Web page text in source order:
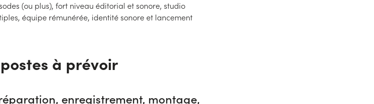
(ou plus), fort niveau éditorial et sonore, studio
équipe rémunérée, identité sonore et lancement
à prévoir
enregistrement, montage,